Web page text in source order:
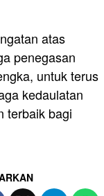
atas
penegasan
untuk terus
kedaulatan
terbaik bagi